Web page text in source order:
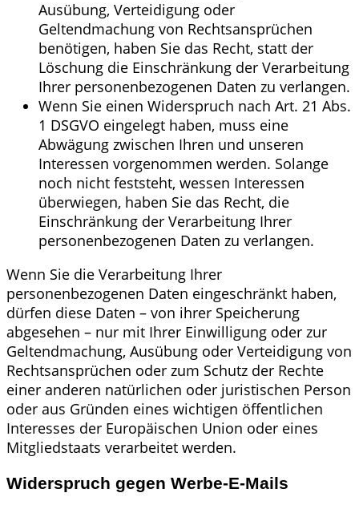
Ausübung, Verteidigung oder
Geltendmachung von Rechtsansprüchen
benötigen, haben Sie das Recht, statt der
Löschung die Einschränkung der Verarbeitung
Ihrer personenbezogenen Daten zu verlangen.
Wenn Sie einen Widerspruch nach Art. 21 Abs.
1 DSGVO eingelegt haben, muss eine
Abwägung zwischen Ihren und unseren
Interessen vorgenommen werden. Solange
noch nicht feststeht, wessen Interessen
überwiegen, haben Sie das Recht, die
Einschränkung der Verarbeitung Ihrer
personenbezogenen Daten zu verlangen.
Wenn Sie die Verarbeitung Ihrer
personenbezogenen Daten eingeschränkt haben,
dürfen diese Daten – von ihrer Speicherung
abgesehen – nur mit Ihrer Einwilligung oder zur
Geltendmachung, Ausübung oder Verteidigung von
Rechtsansprüchen oder zum Schutz der Rechte
einer anderen natürlichen oder juristischen Person
oder aus Gründen eines wichtigen öffentlichen
Interesses der Europäischen Union oder eines
Mitgliedstaats verarbeitet werden.
Widerspruch gegen Werbe-E-Mails